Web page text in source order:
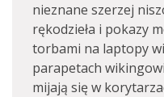
nieznane szerzej
rękodzieła i pokazy
torbami na laptopy
parapetach
mijają się w